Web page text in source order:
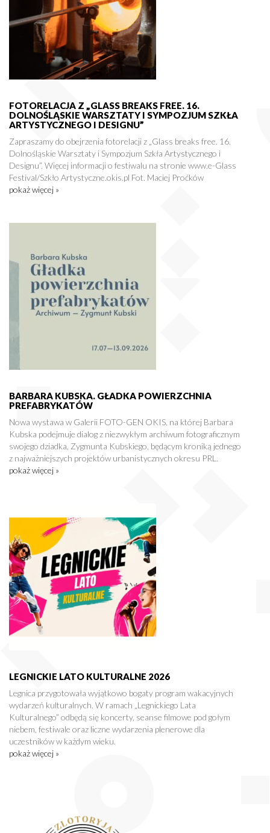
FOTORELACJA Z „GLASS BREAKS FREE. 16.
DOLNOŚLĄSKIE WARSZTATY I SYMPOZJUM SZKŁA
ARTYSTYCZNEGO I DESIGNU”
Zapraszamy do obejrzenia fotorelacji z „Glass breaks free. 16.
Dolnośląskie Warsztaty i Sympozjum Szkła Artystycznego i
Designu”. Więcej informacji o festiwalu na stronie www.e-Glass
Festival/Szkło Artystyczne.okis.pl Fot. Maciej Proćków
pokaż więcej »
BARBARA KUBSKA. GŁADKA POWIERZCHNIA
PREFABRYKATÓW
Nowa wystawa w Galerii FOTO-GEN OKIS, na której Barbara
Kubska podejmuje dialog z niezwykłym archiwum fotograficznym
swojego dziadka, Zygmunta Kubskiego, będącym kroniką jednego
z najważniejszych projektów urbanistycznych okresu PRL.
pokaż więcej »
LEGNICKIE LATO KULTURALNE 2026
Legnica przygotowała wyjątkowo bogaty program wakacyjnych
wydarzeń kulturalnych. W ramach „Legnickiego Lata
Kulturalnego” odbędą się koncerty, seanse filmowe pod gołym
niebem, festiwale oraz liczne wydarzenia plenerowe dla
uczestników w każdym wieku.
pokaż więcej »